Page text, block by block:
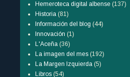
Hemeroteca digital albense (137)
Historia (81)
Información del blog (44)
Innovación (1)
L'Aceña (36)
La imagen del mes (192)
La Margen Izquierda (5)
Libros (54)